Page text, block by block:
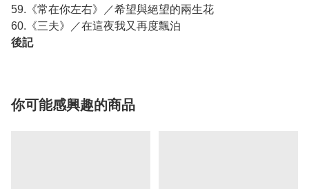
59.《常在你左右》／希望與絕望的兩生花
60.《三夫》／在這夜我又再度飄泊
後記
你可能感興趣的商品